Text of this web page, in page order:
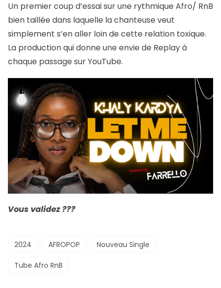
Un premier coup d’essai sur une rythmique Afro/ RnB
bien taillée dans laquelle la chanteuse veut
simplement s’en aller loin de cette relation toxique.
La production qui donne une envie de Replay à
chaque passage sur YouTube.
Vous validez ???
2024 AFROPOP Nouveau Single
Tube Afro RnB